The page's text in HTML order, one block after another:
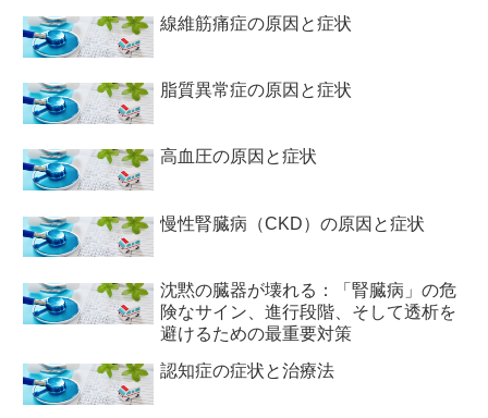
線維筋痛症の原因と症状
脂質異常症の原因と症状
高血圧の原因と症状
慢性腎臓病（CKD）の原因と症状
沈黙の臓器が壊れる：「腎臓病」の危
険なサイン、進行段階、そして透析を
避けるための最重要対策
認知症の症状と治療法